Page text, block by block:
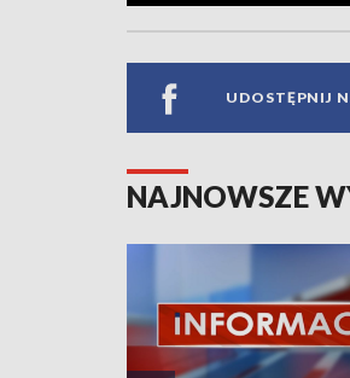
UDOSTĘPNIJ
NAJNOWSZE